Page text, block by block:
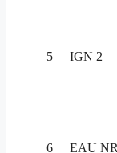
5 IGN 2
6 EAU